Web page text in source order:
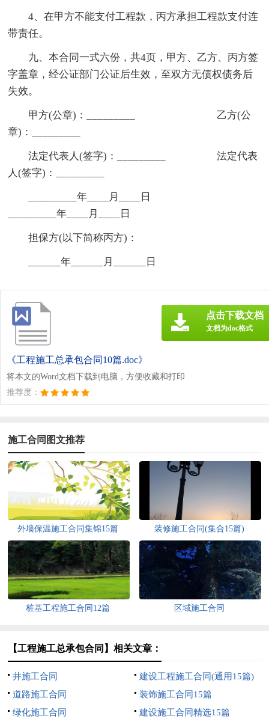
4、在甲方不能支付工程款，丙方承担工程款支付连
带责任。
九、本合同一式六份，共4页，甲方、乙方、丙方签
字盖章，经公证部门公证后生效，至双方无债权债务后
失效。
甲方(公章)：_________ 乙方(公
章)：_________
法定代表人(签字)：_________ 法定代表
人(签字)：_________
_________年____月____日
_________年____月____日
担保方(以下简称丙方)：
______年______月______日
《工程施工总承包合同10篇.doc》
将本文的Word文档下载到电脑，方便收藏和打印
推荐度：
点击下载文档
文档为doc格式
施工合同图文推荐
外墙保温施工合同集锦15篇 装修施工合同(集合15篇)
桩基工程施工合同12篇 区域施工合同
【工程施工总承包合同】相关文章：
井施工合同
建设工程施工合同(通用15篇)
道路施工合同
装饰施工合同15篇
绿化施工合同
建设施工合同精选15篇